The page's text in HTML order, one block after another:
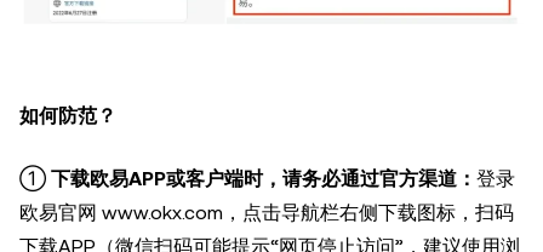
如何防范？
① 下载欧易APP或客户端时，请务必通过官方渠道： 登录
欧易官网 www.okx.com，点击导航栏右侧下载图标，扫码
下载APP（微信扫码可能提示“网页停止访问”，建议使用浏